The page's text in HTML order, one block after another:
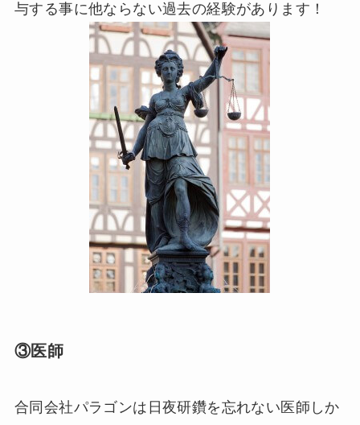
与する事に他ならない過去の経験があります！
③医師
合同会社パラゴンは日夜研鑽を忘れない医師しか